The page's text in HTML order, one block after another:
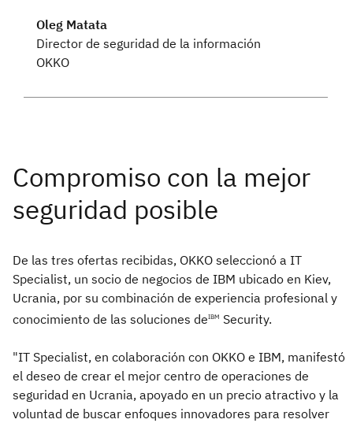
Oleg Matata
Director de seguridad de la información
OKKO
De las tres ofertas recibidas, OKKO seleccionó a IT
Specialist, un socio de negocios de IBM ubicado en Kiev,
Ucrania, por su combinación de experiencia profesional y
conocimiento de las soluciones deIBM Security.
"IT Specialist, en colaboración con OKKO e IBM, manifestó
el deseo de crear el mejor centro de operaciones de
seguridad en Ucrania, apoyado en un precio atractivo y la
voluntad de buscar enfoques innovadores para resolver